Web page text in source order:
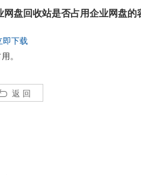
网盘回收站是否占用企业网盘的
。
返 回